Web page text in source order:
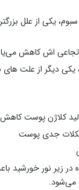
یکی از علل
اش کاهش
دیگر از علت های
کلاژن پوست
جدی پوست
در زیر نور خورشید
می‌شود.